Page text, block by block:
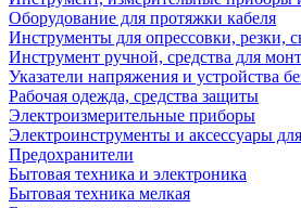
Оборудование для протяжки кабеля
Инструменты для опрессовки, резки,
Инструмент ручной, средства для
Указатели напряжения и устройства
Рабочая одежда, средства защиты
Электроизмерительные приборы
Электроинструменты и аксессуары
Предохранители
Бытовая техника и электроника
Бытовая техника мелкая